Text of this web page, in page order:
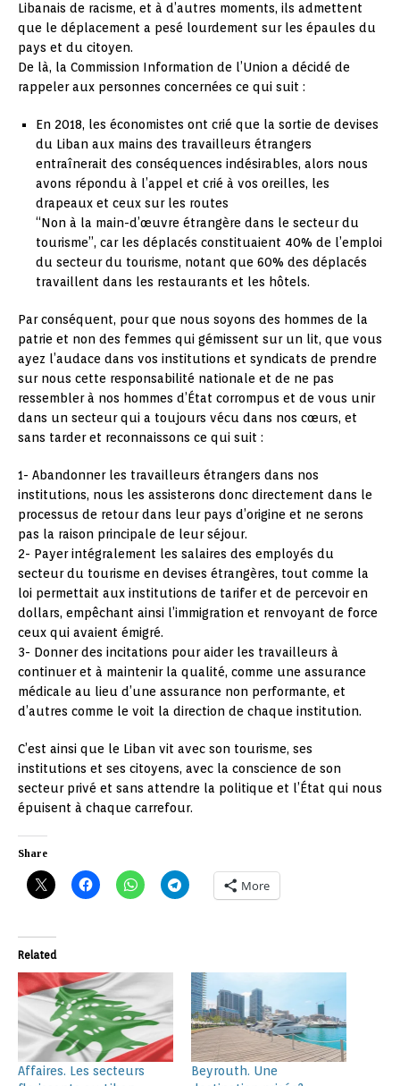
Libanais de racisme, et à d’autres moments, ils admettent
que le déplacement a pesé lourdement sur les épaules du
pays et du citoyen.
De là, la Commission Information de l’Union a décidé de
rappeler aux personnes concernées ce qui suit :
En 2018, les économistes ont crié que la sortie de devises
du Liban aux mains des travailleurs étrangers
entraînerait des conséquences indésirables, alors nous
avons répondu à l’appel et crié à vos oreilles, les
drapeaux et ceux sur les routes
“Non à la main-d’œuvre étrangère dans le secteur du
tourisme”, car les déplacés constituaient 40% de l’emploi
du secteur du tourisme, notant que 60% des déplacés
travaillent dans les restaurants et les hôtels.
Par conséquent, pour que nous soyons des hommes de la
patrie et non des femmes qui gémissent sur un lit, que vous
ayez l’audace dans vos institutions et syndicats de prendre
sur nous cette responsabilité nationale et de ne pas
ressembler à nos hommes d’État corrompus et de vous unir
dans un secteur qui a toujours vécu dans nos cœurs, et
sans tarder et reconnaissons ce qui suit :
1- Abandonner les travailleurs étrangers dans nos
institutions, nous les assisterons donc directement dans le
processus de retour dans leur pays d’origine et ne serons
pas la raison principale de leur séjour.
2- Payer intégralement les salaires des employés du
secteur du tourisme en devises étrangères, tout comme la
loi permettait aux institutions de tarifer et de percevoir en
dollars, empêchant ainsi l’immigration et renvoyant de force
ceux qui avaient émigré.
3- Donner des incitations pour aider les travailleurs à
continuer et à maintenir la qualité, comme une assurance
médicale au lieu d’une assurance non performante, et
d’autres comme le voit la direction de chaque institution.
C’est ainsi que le Liban vit avec son tourisme, ses
institutions et ses citoyens, avec la conscience de son
secteur privé et sans attendre la politique et l’État qui nous
épuisent à chaque carrefour.
Share
More
Related
Affaires. Les secteurs
Beyrouth. Une